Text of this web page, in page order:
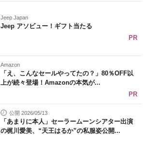
Jeep Japan
Jeep アソビュー！ギフト当たる
PR
Amazon
「え、こんなセールやってたの？」80％OFF以
上が続々登場！Amazonの本気が...
PR
公開 2026/05/13
「あまりに本人」セーラームーンシアター出演
の梶川愛美、“天王はるか”の私服姿公開...